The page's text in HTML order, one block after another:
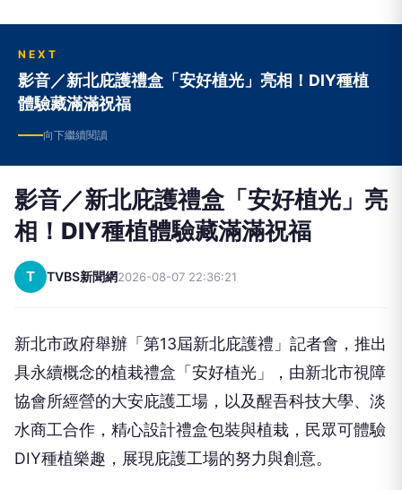
NEXT
影音／新北庇護禮盒「安好植光」亮相！DIY種植
體驗藏滿滿祝福
向下繼續閱讀
影音／新北庇護禮盒「安好植光」亮
相！DIY種植體驗藏滿滿祝福
T TVBS新聞網2026-08-07 22:36:21
新北市政府舉辦「第13屆新北庇護禮」記者會，推出
具永續概念的植栽禮盒「安好植光」，由新北市視障
協會所經營的大安庇護工場，以及醒吾科技大學、淡
水商工合作，精心設計禮盒包裝與植栽，民眾可體驗
DIY種植樂趣，展現庇護工場的努力與創意。